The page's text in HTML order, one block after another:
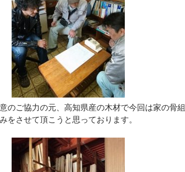
のご協力の元、高知県産の木材で今回は家の骨組
みをさせて頂こうと思っております。